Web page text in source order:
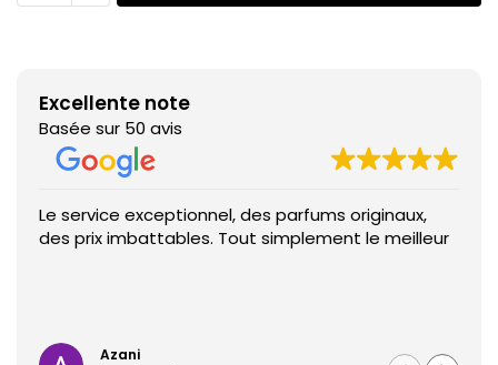
Excellente note
Basée sur 50 avis
Le service exceptionnel, des parfums originaux,
des prix imbattables. Tout simplement le meilleur
Azani